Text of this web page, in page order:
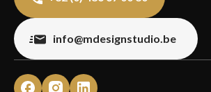
info@mdesignstudio.be